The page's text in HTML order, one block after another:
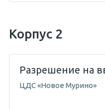
Корпус 2
Разрешение на
ЦДС «Новое Мурино»